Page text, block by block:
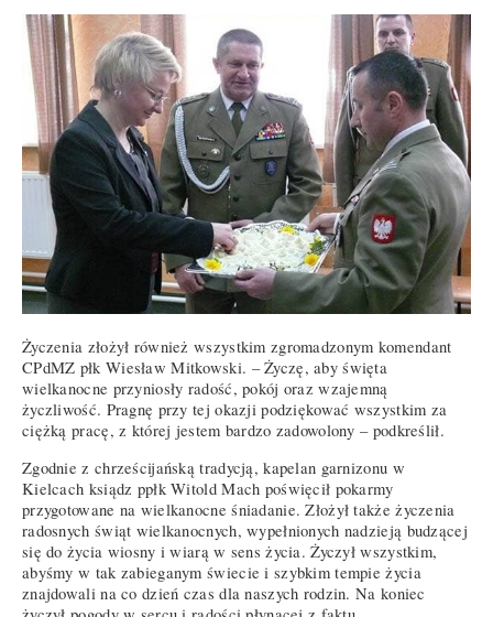
Życzenia złożył również wszystkim zgromadzonym komendant
CPdMZ płk Wiesław Mitkowski. – Życzę, aby święta
wielkanocne przyniosły radość, pokój oraz wzajemną
życzliwość. Pragnę przy tej okazji podziękować wszystkim za
ciężką pracę, z której jestem bardzo zadowolony – podkreślił.
Zgodnie z chrześcijańską tradycją, kapelan garnizonu w
Kielcach ksiądz ppłk Witold Mach poświęcił pokarmy
przygotowane na wielkanocne śniadanie. Złożył także życzenia
radosnych świąt wielkanocnych, wypełnionych nadzieją budzącej
się do życia wiosny i wiarą w sens życia. Życzył wszystkim,
abyśmy w tak zabieganym świecie i szybkim tempie życia
znajdowali na co dzień czas dla naszych rodzin. Na koniec